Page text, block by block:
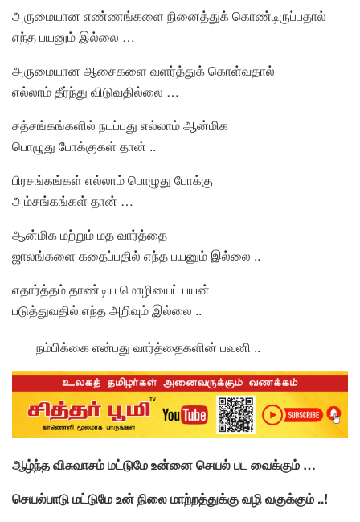
அருமையான எண்ணங்களை நினைத்துக் கொண்டிருப்பதால்
எந்த பயனும் இல்லை …
அருமையான ஆசைகளை வளர்த்துக் கொள்வதால்
எல்லாம் தீர்ந்து விடுவதில்லை …
சத்சங்கங்களில் நடப்பது எல்லாம் ஆன்மிக
பொழுது போக்குகள் தான் ..
பிரசங்கங்கள் எல்லாம் பொழுது போக்கு
அம்சங்கங்கள் தான் …
ஆன்மிக மற்றும் மத வார்த்தை
ஜாலங்களை கதைப்பதில் எந்த பயனும் இல்லை ..
எதார்த்தம் தாண்டிய மொழியைப் பயன்
படுத்துவதில் எந்த அறிவும் இல்லை ..
நம்பிக்கை என்பது வார்த்தைகளின் பவனி ..
ஆழ்ந்தவிசுவாசம்மட்டுமேஉன்னைசெயல்படவைக்கும் …
செயல்பாடுமட்டுமேஉன்நிலைமாற்றத்துக்குவழிவகுக்கும் ..!